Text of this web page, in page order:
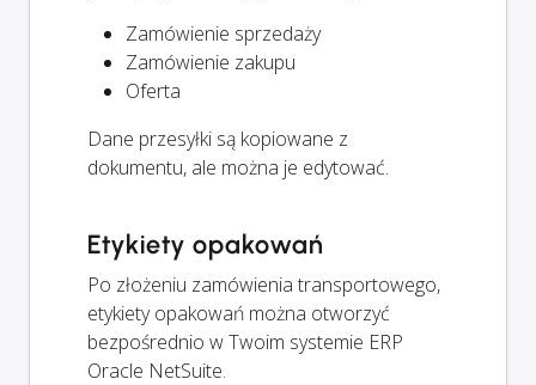
Zamówienie sprzedaży
Zamówienie zakupu
Oferta
Dane przesyłki są kopiowane z
dokumentu, ale można je edytować.
Etykiety opakowań
Po złożeniu zamówienia transportowego,
etykiety opakowań można otworzyć
bezpośrednio w Twoim systemie ERP
Oracle NetSuite.